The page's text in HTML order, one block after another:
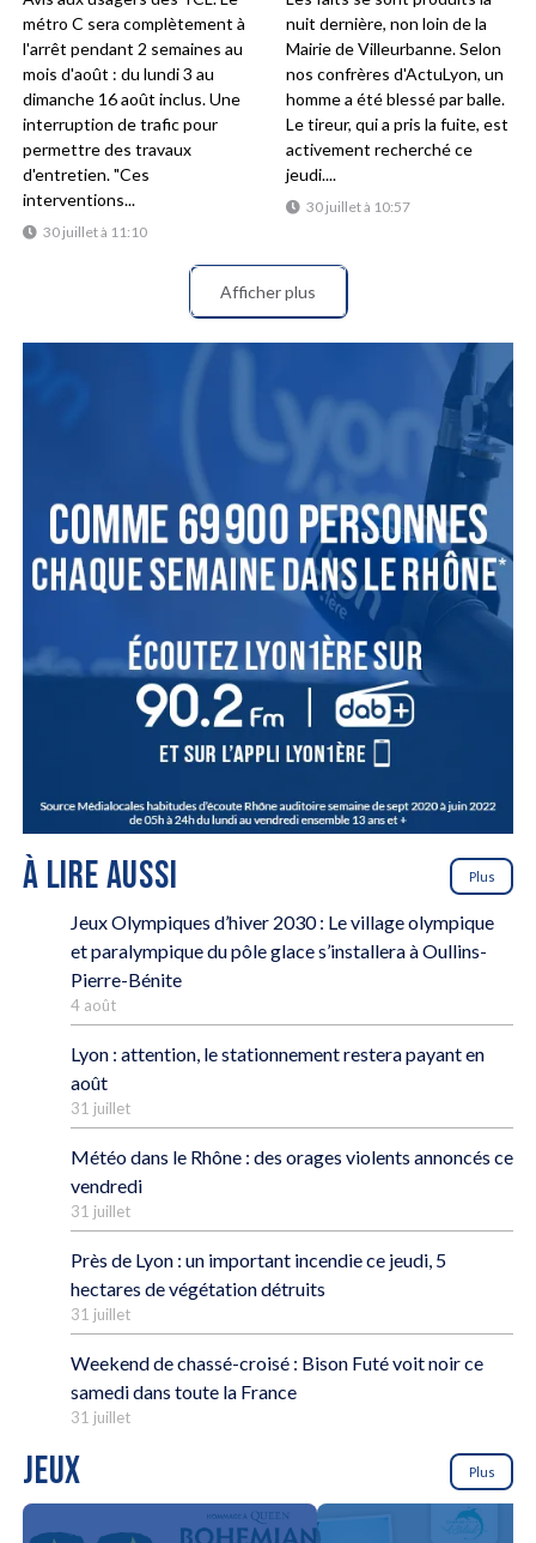
30 juillet à 11:10
métro C sera complètement à
l'arrêt pendant 2 semaines au
mois d'août : du lundi 3 au
dimanche 16 août inclus. Une
interruption de trafic pour
permettre des travaux
d'entretien. "Ces
interventions...
30 juillet à 10:57
nuit dernière, non loin de la
Mairie de Villeurbanne. Selon
nos confrères d'ActuLyon, un
homme a été blessé par balle.
Le tireur, qui a pris la fuite, est
activement recherché ce
jeudi....
Afficher plus
À LIRE AUSSI Plus
Jeux Olympiques d’hiver 2030 : Le village olympique
et paralympique du pôle glace s’installera à Oullins-
Pierre-Bénite
4 août
Lyon : attention, le stationnement restera payant en
août
31 juillet
Météo dans le Rhône : des orages violents annoncés ce
vendredi
31 juillet
Près de Lyon : un important incendie ce jeudi, 5
hectares de végétation détruits
31 juillet
Weekend de chassé-croisé : Bison Futé voit noir ce
samedi dans toute la France
31 juillet
JEUX Plus